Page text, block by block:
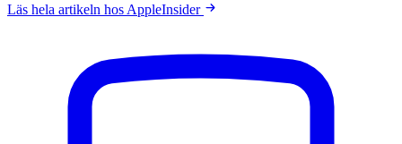
Läs hela artikeln hos AppleInsider